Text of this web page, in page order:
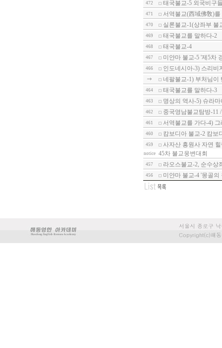
472 태국불교-5 외국비구
471 서역불교(西域佛敎)
470 실론불교-1(상좌부 불
469 태국불교를 말하다-2
468 태국불교-4
467 미얀마 불교-5 '제5차
466
인도네시아-3) 스리
네팔불교-1) 부처님이
464 태국불교를 말하다-3
463 명상의 역사-5) 슈라
462 중국영남불교탐방-11
461 서역불교를 가다-4)
460 캄보디아 불교-2 캄보
459 사자산 흥원사 자연
notice 45차 불교웅변대회
457 라오스불교-2, 순수상
456 미얀마 불교-4 '몽골